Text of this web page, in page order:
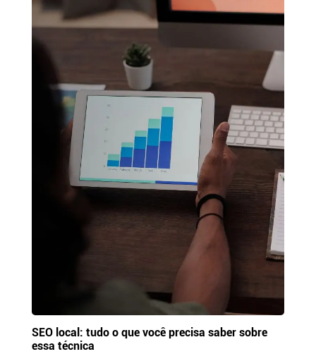
SEO local: tudo o que você precisa saber sobre
essa técnica